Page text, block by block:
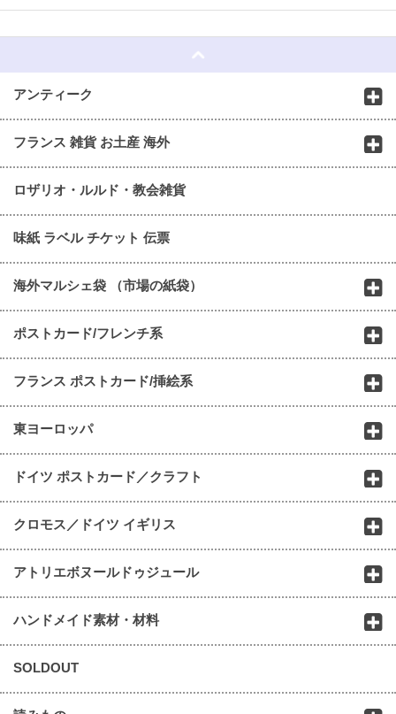
アンティーク
フランス 雑貨 お土産 海外
ロザリオ・ルルド・教会雑貨
味紙 ラベル チケット 伝票
海外マルシェ袋 （市場の紙袋）
ポストカード/フレンチ系
フランス ポストカード/挿絵系
東ヨーロッパ
ドイツ ポストカード／クラフト
クロモス／ドイツ イギリス
アトリエボヌールドゥジュール
ハンドメイド素材・材料
SOLDOUT